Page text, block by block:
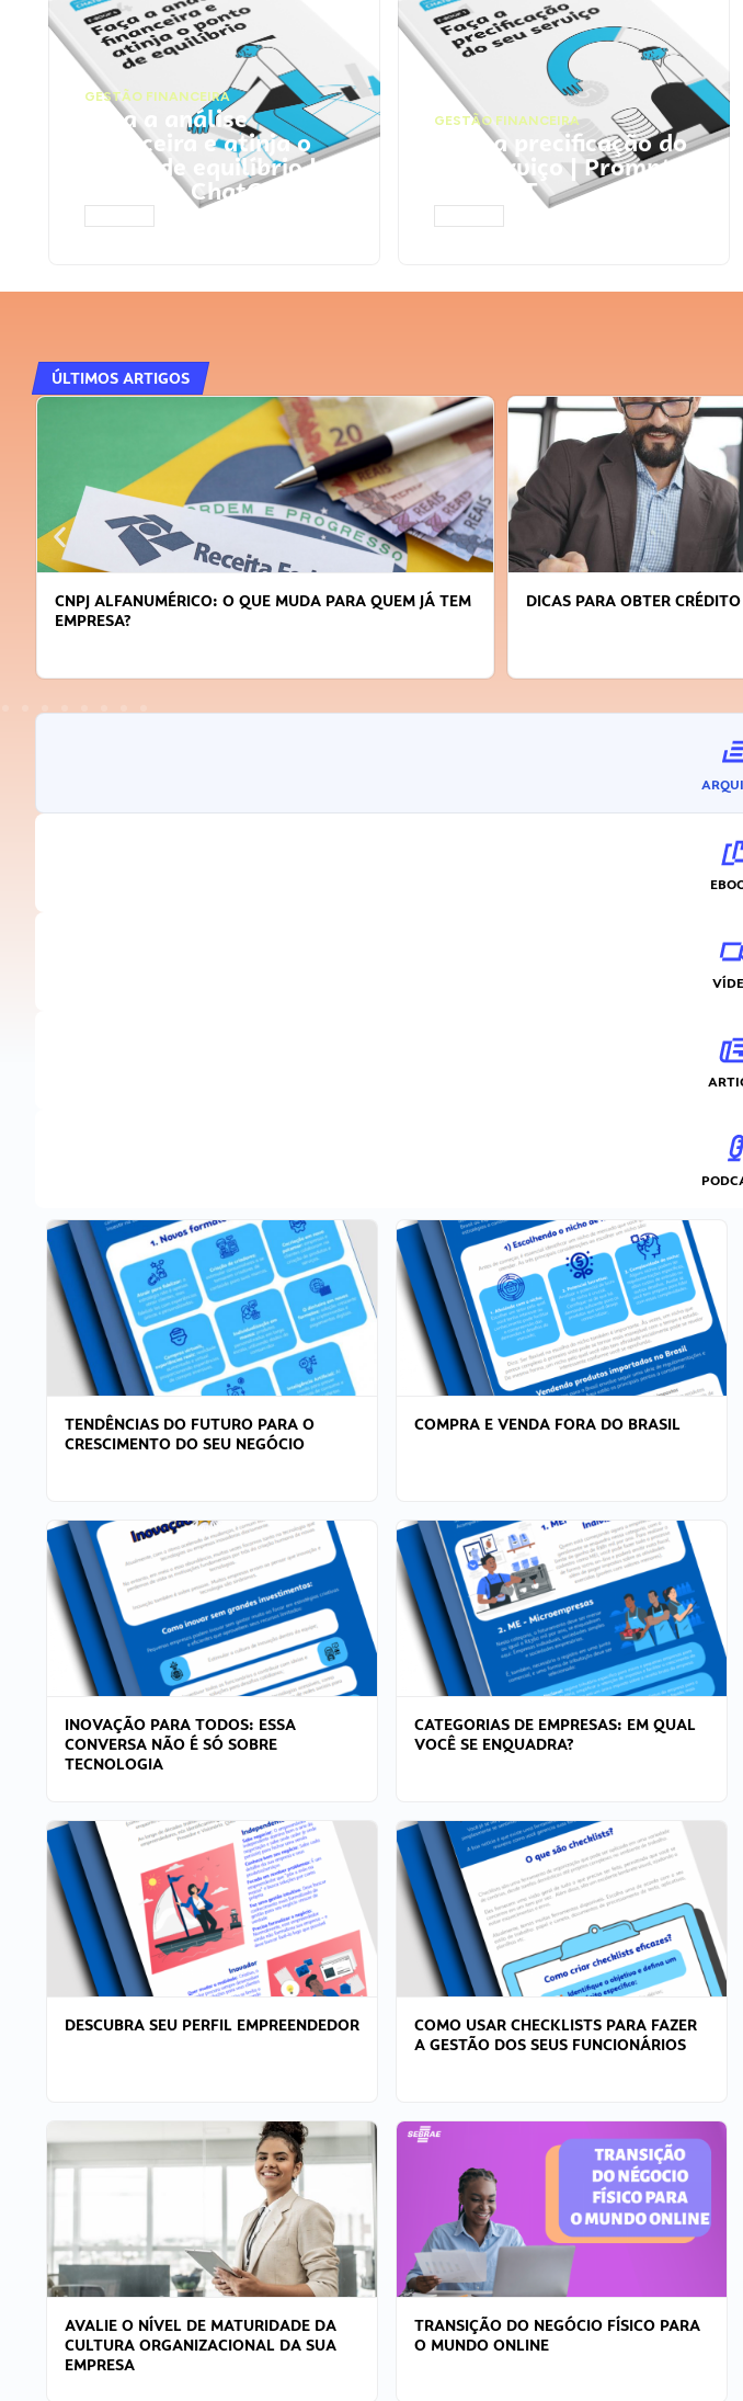
GESTÃO FINANCEIRA
Faça a análise
financeira e atinja o
ponto de equilíbrio |
Prompts ChatGPT
GESTÃO FINANCEIRA
Faça a precificação do
seu serviço | Prompts
ChatGPT
ÚLTIMOS ARTIGOS
CNPJ ALFANUMÉRICO: O QUE MUDA PARA QUEM JÁ TEM
EMPRESA?
DICAS PARA OBTER CRÉDITO
TENDÊNCIAS DO FUTURO PARA O
CRESCIMENTO DO SEU NEGÓCIO
COMPRA E VENDA FORA DO BRASIL
INOVAÇÃO PARA TODOS: ESSA
CONVERSA NÃO É SÓ SOBRE
TECNOLOGIA
CATEGORIAS DE EMPRESAS: EM QUAL
VOCÊ SE ENQUADRA?
DESCUBRA SEU PERFIL EMPREENDEDOR
COMO USAR CHECKLISTS PARA FAZER
A GESTÃO DOS SEUS FUNCIONÁRIOS
AVALIE O NÍVEL DE MATURIDADE DA
CULTURA ORGANIZACIONAL DA SUA
EMPRESA
TRANSIÇÃO DO NEGÓCIO FÍSICO PARA
O MUNDO ONLINE